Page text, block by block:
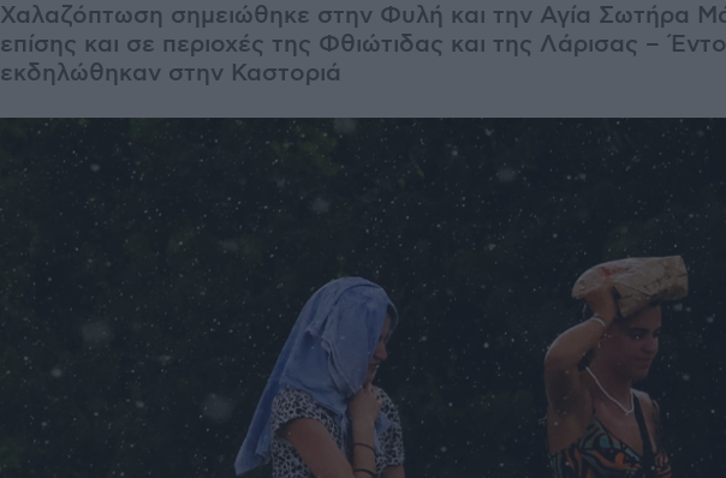
Χαλαζόπτωση σημειώθηκε στην Φυλή και την Αγία Σωτήρα
επίσης και σε περιοχές της Φθιώτιδας και της Λάρισας –
εκδηλώθηκαν στην Καστοριά